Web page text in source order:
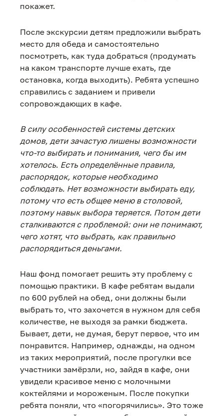
покажет.
После экскурсии детям предложили выбрать
место для обеда и самостоятельно
посмотреть, как туда добраться (продумать
на каком транспорте лучше ехать, где
остановка, когда выходить). Ребята успешно
справились с заданием и привели
сопровождающих в кафе.
В силу особенностей системы детских
домов, дети зачастую лишены возможности
что-то выбирать и понимания, чего бы им
хотелось. Есть определённые правила,
распорядок, которые необходимо
соблюдать. Нет возможности выбирать еду,
потому что есть общее меню в столовой,
поэтому навык выбора теряется. Потом дети
сталкиваются с проблемой: они не понимают,
чего хотят, что выбрать, как правильно
распорядиться деньгами.
Наш фонд помогает решить эту проблему с
помощью практики. В кафе ребятам выдали
по 600 рублей на обед, они должны были
выбрать то, что захочется в нужном для себя
количестве, не выходя за рамки бюджета.
Бывает, дети, не думая, берут первое, что им
понравится. Например, однажды, на одном
из таких мероприятий, после прогулки все
участники замёрзли, но, зайдя в кафе, они
увидели красивое меню с молочными
коктейлями и мороженым. После покупки
ребята поняли, что «погорячились». Это тоже